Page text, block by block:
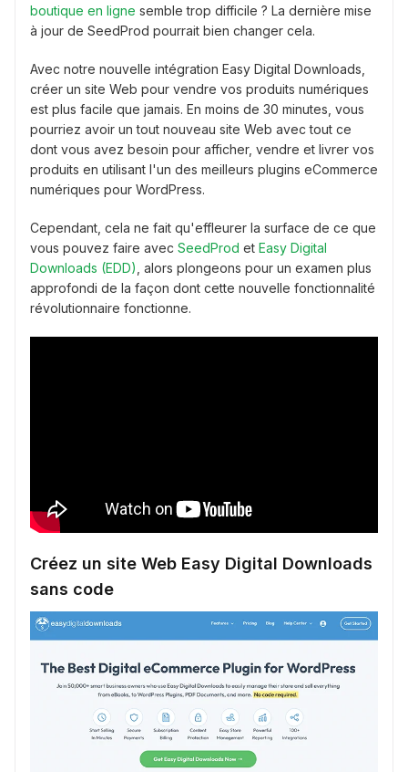
boutique en ligne semble trop difficile ? La dernière mise
à jour de SeedProd pourrait bien changer cela.
Avec notre nouvelle intégration Easy Digital Downloads,
créer un site Web pour vendre vos produits numériques
est plus facile que jamais. En moins de 30 minutes, vous
pourriez avoir un tout nouveau site Web avec tout ce
dont vous avez besoin pour afficher, vendre et livrer vos
produits en utilisant l'un des meilleurs plugins eCommerce
numériques pour WordPress.
Cependant, cela ne fait qu'effleurer la surface de ce que
vous pouvez faire avec SeedProd et Easy Digital
Downloads (EDD) , alors plongeons pour un examen plus
approfondi de la façon dont cette nouvelle fonctionnalité
révolutionnaire fonctionne.
Créez un site Web Easy Digital Downloads
sans code